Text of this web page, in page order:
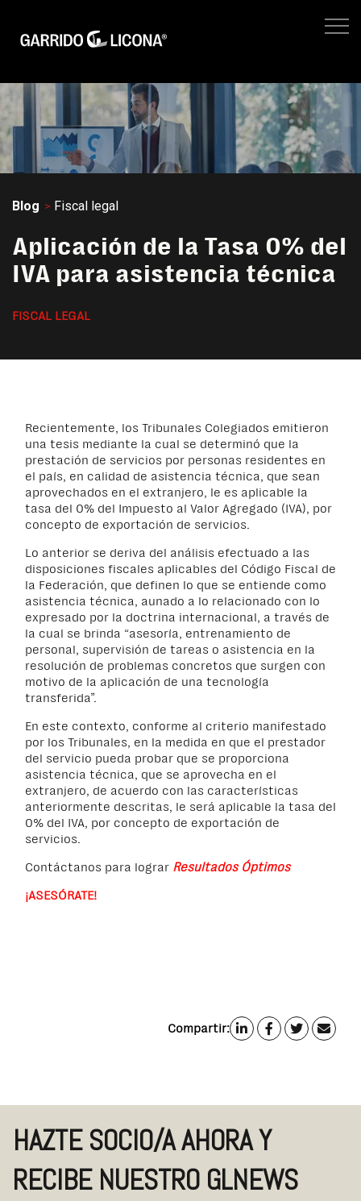
FISCAL LEGAL
NEGOCIOS
SITIO WEB GL
No hay
Blog Fiscal legal
Aplicación de la Tasa 0% del
IVA para asistencia técnica
FISCAL LEGAL
Recientemente, los Tribunales Colegiados emitieron
una tesis mediante la cual se determinó que la
prestación de servicios por personas residentes en
el país, en calidad de asistencia técnica, que sean
aprovechados en el extranjero, le es aplicable la
tasa del 0% del Impuesto al Valor Agregado (IVA), por
concepto de exportación de servicios.
Lo anterior se deriva del análisis efectuado a las
disposiciones fiscales aplicables del Código Fiscal de
la Federación, que definen lo que se entiende como
asistencia técnica, aunado a lo relacionado con lo
expresado por la doctrina internacional, a través de
la cual se brinda “asesoría, entrenamiento de
personal, supervisión de tareas o asistencia en la
resolución de problemas concretos que surgen con
motivo de la aplicación de una tecnología
transferida”.
En este contexto, conforme al criterio manifestado
por los Tribunales, en la medida en que el prestador
del servicio pueda probar que se proporciona
asistencia técnica, que se aprovecha en el
extranjero, de acuerdo con las características
anteriormente descritas, le será aplicable la tasa del
0% del IVA, por concepto de exportación de
servicios.
Contáctanos para lograr Resultados Óptimos
¡ASESÓRATE!
Compartir:
HAZTE SOCIO/A AHORA Y
RECIBE NUESTRO GLNEWS